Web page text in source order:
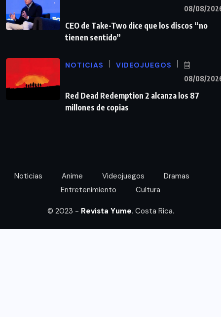
08/08/
CEO de Take-Two dice que los discos “no
tienen sentido”
NOTICIAS VIDEOJUEGOS
08/08/
Red Dead Redemption 2 alcanza los 87
millones de copias
Noticias Anime Videojuegos
Dramas
Entretenimiento
Cultura
© 2023 - Revista Yume. Costa Rica.